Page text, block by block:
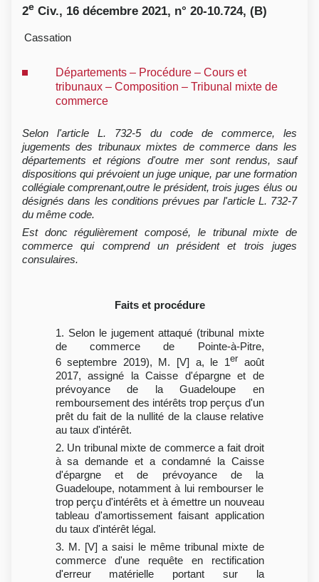
2e Civ., 16 décembre 2021, n° 20-10.724, (B)
Cassation
Départements – Procédure – Cours et
tribunaux – Composition – Tribunal mixte de
commerce
Selon l'article L. 732-5 du code de commerce, les
jugements des tribunaux mixtes de commerce dans les
départements et régions d'outre mer sont rendus, sauf
dispositions qui prévoient un juge unique, par une formation
collégiale comprenant,outre le président, trois juges élus ou
désignés dans les conditions prévues par l'article L. 732-7
du même code.
Est donc régulièrement composé, le tribunal mixte de
commerce qui comprend un président et trois juges
consulaires.
Faits et procédure
1. Selon le jugement attaqué (tribunal mixte
de commerce de Pointe-à-Pitre,
6 septembre 2019), M. [V] a, le 1er
août
2017, assigné la Caisse d'épargne et de
prévoyance de la Guadeloupe en
remboursement des intérêts trop perçus d'un
prêt du fait de la nullité de la clause relative
au taux d'intérêt.
2. Un tribunal mixte de commerce a fait droit
à sa demande et a condamné la Caisse
d'épargne et de prévoyance de la
Guadeloupe, notamment à lui rembourser le
trop perçu d'intérêts et à émettre un nouveau
tableau d'amortissement faisant application
du taux d'intérêt légal.
3. M. [V] a saisi le même tribunal mixte de
commerce d'une requête en rectification
d'erreur matérielle portant sur la